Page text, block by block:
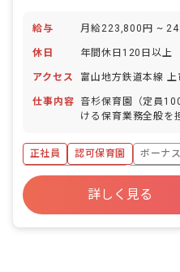
給与 月給223,800円 ~
休日 年間休日120日以上
アクセス 富山地方鉄道本線 上
仕事内容
音杉保育園（定員
ける保育業務全般を
の身の回りのお世話
育て支援業務 当園では複数担任制を導入
しており、業務負担
す。 ■園児年齢層
正社員 認可保育園
ボーナ
年間休日120日以上
社会保険
残業少なめ
昇
詳しく見る